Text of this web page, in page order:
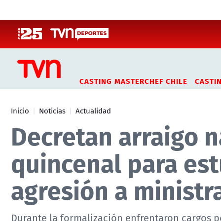
CASTING MASTERCHEF CHILE
Inicio Noticias Actualidad
Decretan arraigo
quincenal para
agresión a
Durante la formalización enfrentaron cargos